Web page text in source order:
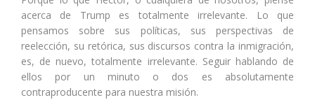
acerca de Trump es totalmente irrelevante. Lo que
pensamos sobre sus políticas, sus perspectivas de
reelección, su retórica, sus discursos contra la inmigración,
es, de nuevo, totalmente irrelevante. Seguir hablando de
ellos por un minuto o dos es absolutamente
contraproducente para nuestra misión.